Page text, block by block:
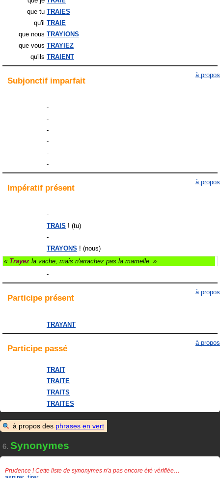
que tu TRAIES
qu'il TRAIE
que nous TRAYIONS
que vous TRAYIEZ
qu'ils TRAIENT
Subjonctif imparfait
à propos
-
-
-
-
-
-
Impératif présent
à propos
-
TRAIS ! (tu)
-
TRAYONS ! (nous)
« Trayez la vache, mais n'arrachez pas la mamelle. »
-
Participe présent
à propos
TRAYANT
Participe passé
à propos
TRAIT
TRAITE
TRAITS
TRAITES
à propos des phrases en vert
6. Synonymes
Prudence ! Cette liste de synonymes n'a pas encore été vérifiée…